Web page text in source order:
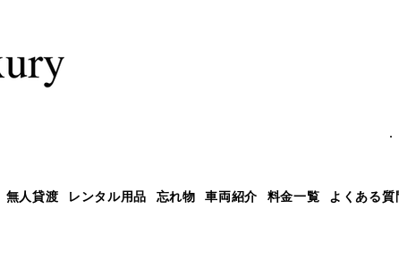
無人貸渡 レンタル用品 忘れ物 車両紹介 料金一覧 よくある質